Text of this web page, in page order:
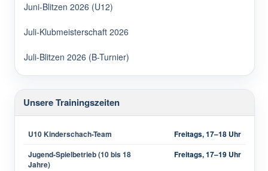
Juni-Blitzen 2026 (U12)
Juli-Klubmeisterschaft 2026
Juli-Blitzen 2026 (B-Turnier)
Unsere Trainingszeiten
U10 Kinderschach-Team
Freitags, 17–18 Uhr
Jugend-Spielbetrieb (10 bis 18
Jahre)
Freitags, 17–19 Uhr